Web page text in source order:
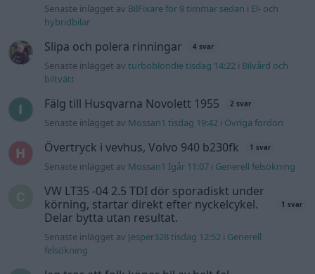
Senaste inlägget av BilFixare för 9 timmar sedan i El- och
hybridbilar
Slipa och polera rinningar 4 svar
Senaste inlägget avturboblondie tisdag 14:22 i Bilvård och
biltvätt
Fälg till Husqvarna Novolett 1955 2 svar
Senaste inlägget av Mossan1 tisdag 19:42 i Övriga fordon
Övertryck i vevhus, Volvo 940 b230fk 1 svar
Senaste inlägget av Mossan1 Igår 11:07 i Generell felsökning
VW LT35 -04 2.5 TDI dör sporadiskt under
körning, startar direkt efter nyckelcykel.
Delar bytta utan resultat.
1 svar
Senaste inlägget av Jesper328 tisdag 12:52 i Generell
felsökning